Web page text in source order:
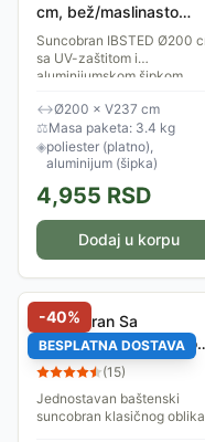
cm, bež/maslinasto
zelena, aluminijumska
šipka
Suncobran IBSTED Ø200
sa UV-zaštitom i
aluminijumskom šipkom,
↔Ø200 × V237 cm
⚖Masa paketa: 3.4 kg
◈poliester (platno),
aluminijum (šipka)
4,955 RSD
Dodaj u korpu
-40%
BESPLATNA DOSTAVA
Suncobran Sa
Mehanizmom i
3 m Fieldmann FDZN
(15)
Jednostavan baštenski
suncobran klasičnog oblika